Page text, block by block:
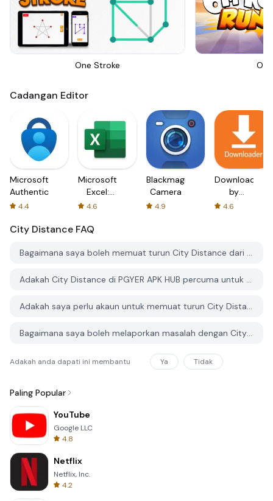
One Stroke Om
Cadangan Editor
Microsoft
Authenticator
4.4
Microsoft
Excel:
Spreadsheets
4.6
Blackmagic
Camera
4.9
Downloader
by
AFTVnews
4.6
City Distance FAQ
Bagaimana saya boleh memuat turun City Distance dari PGYER APK HUB?
Adakah City Distance di PGYER APK HUB percuma untuk dimuat turun?
Adakah saya perlu akaun untuk memuat turun City Distance dari PGYER APK HUB?
Bagaimana saya boleh melaporkan masalah dengan City Distance di PGYER APK HUB?
Adakah anda dapati ini membantu Ya Tidak
Paling Popular
YouTube
Google LLC
4.8
Netflix
Netflix, Inc.
4.2